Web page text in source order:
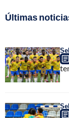
Últimas